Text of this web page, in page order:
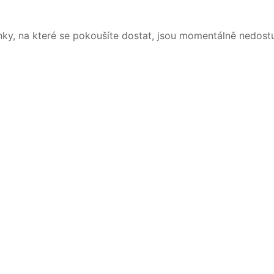
na které se pokoušíte dostat, jsou momentálně